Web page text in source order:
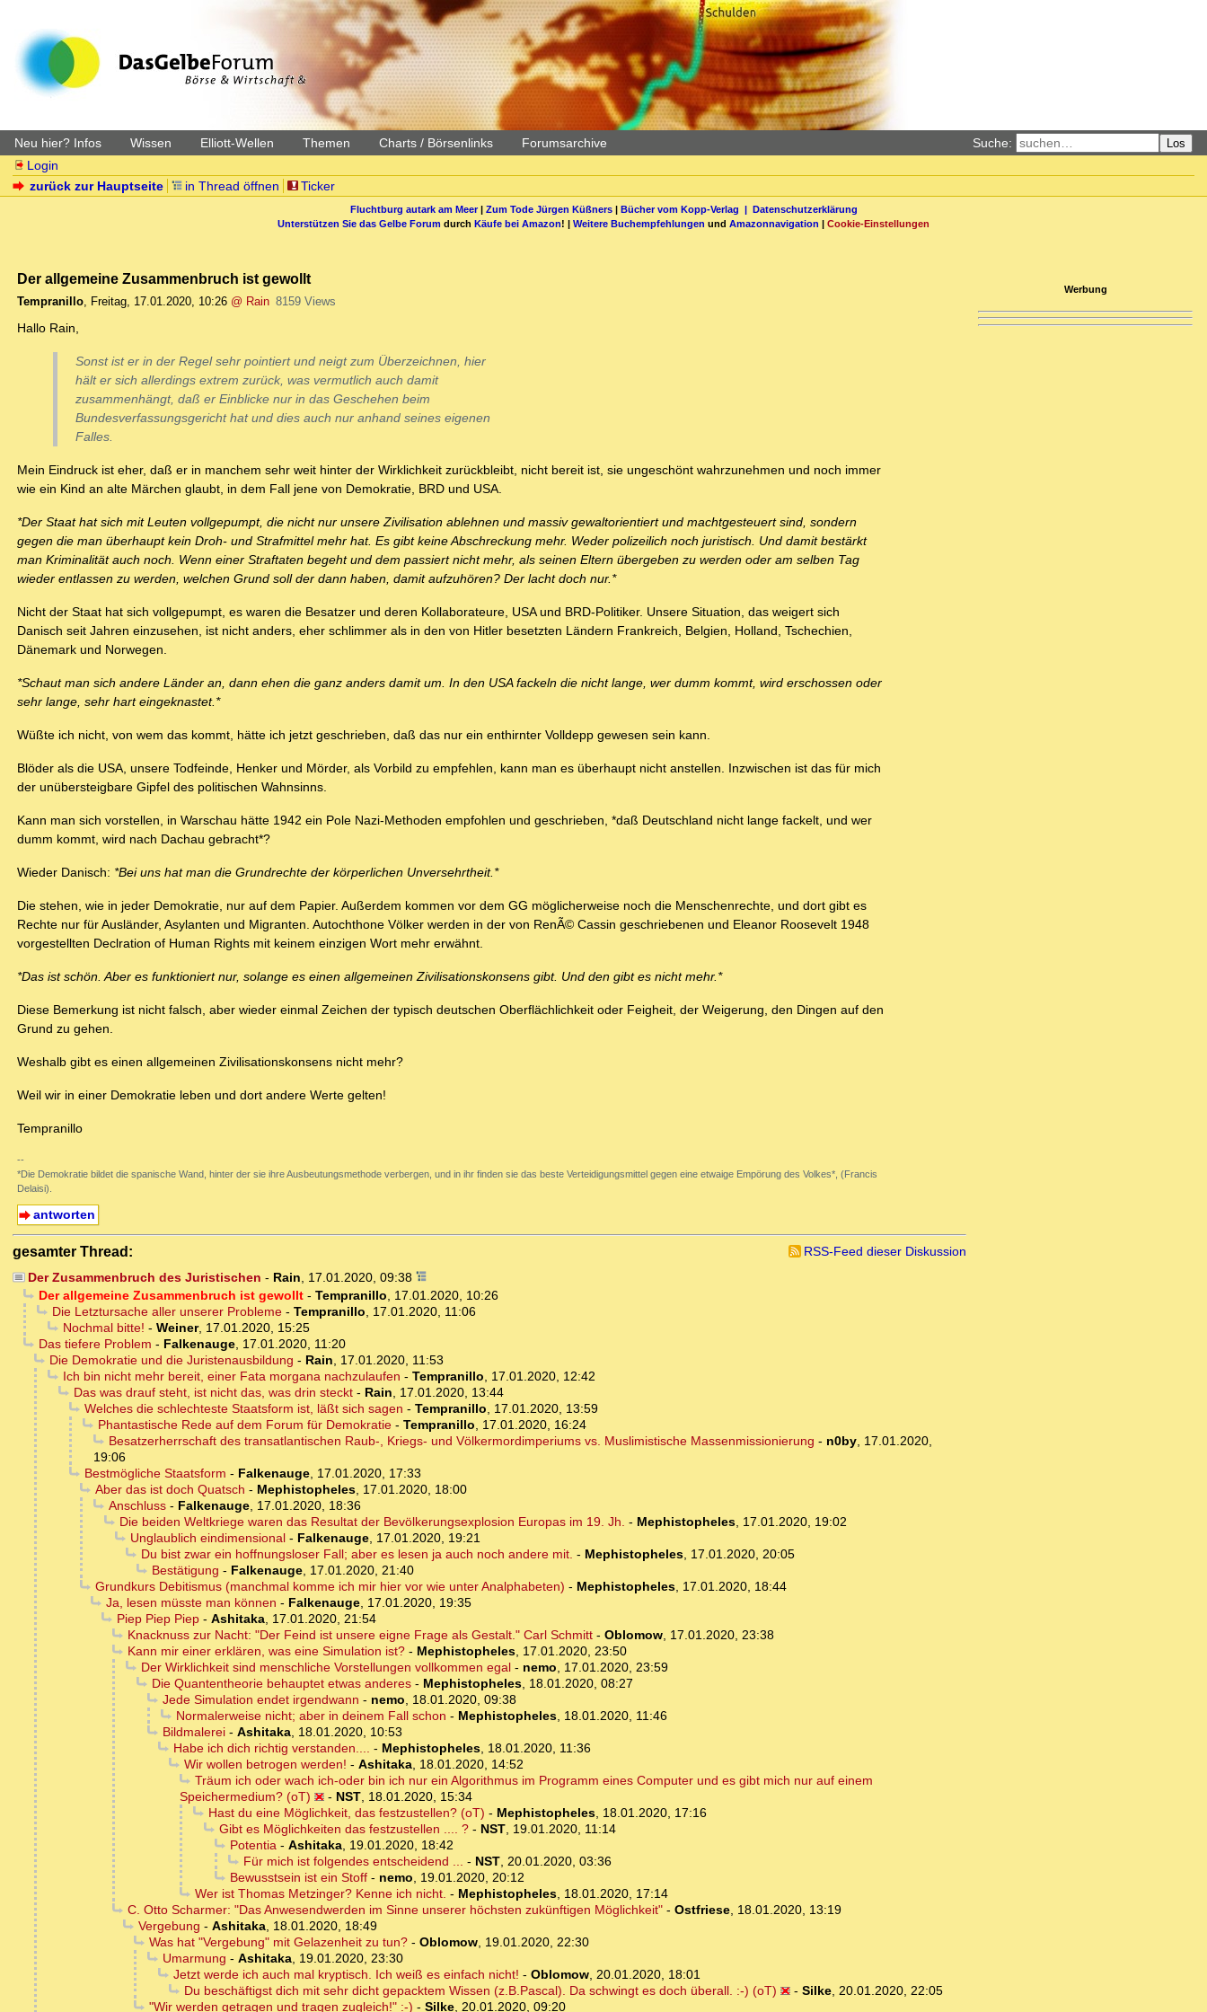
Neu hier? Infos Wissen Elliott-Wellen Themen Charts / Börsenlinks Forumsarchive Suche: Los
Login
zurück zur Hauptseite
in Thread öffnen Ticker
Fluchtburg autark am Meer| Zum Tode Jürgen Küßners| Bücher vom Kopp-Verlag | Datenschutzerklärung
Unterstützen Sie das Gelbe Forum durch Käufe bei Amazon! | Weitere Buchempfehlungen und Amazonnavigation | Cookie-Einstellungen
Der allgemeine Zusammenbruch ist gewollt
Tempranillo, Freitag, 17.01.2020, 10:26 @ Rain 8159 Views
Hallo Rain,
Sonst ist er in der Regel sehr pointiert und neigt zum Überzeichnen, hier
hält er sich allerdings extrem zurück, was vermutlich auch damit
zusammenhängt, daß er Einblicke nur in das Geschehen beim
Bundesverfassungsgericht hat und dies auch nur anhand seines eigenen
Falles.
Mein Eindruck ist eher, daß er in manchem sehr weit hinter der Wirklichkeit zurückbleibt, nicht bereit ist, sie ungeschönt wahrzunehmen und noch immer
wie ein Kind an alte Märchen glaubt, in dem Fall jene von Demokratie, BRD und USA.
*Der Staat hat sich mit Leuten vollgepumpt, die nicht nur unsere Zivilisation ablehnen und massiv gewaltorientiert und machtgesteuert sind, sondern
gegen die man überhaupt kein Droh- und Strafmittel mehr hat. Es gibt keine Abschreckung mehr. Weder polizeilich noch juristisch. Und damit bestärkt
man Kriminalität auch noch. Wenn einer Straftaten begeht und dem passiert nicht mehr, als seinen Eltern übergeben zu werden oder am selben Tag
wieder entlassen zu werden, welchen Grund soll der dann haben, damit aufzuhören? Der lacht doch nur.*
Nicht der Staat hat sich vollgepumpt, es waren die Besatzer und deren Kollaborateure, USA und BRD-Politiker. Unsere Situation, das weigert sich
Danisch seit Jahren einzusehen, ist nicht anders, eher schlimmer als in den von Hitler besetzten Ländern Frankreich, Belgien, Holland, Tschechien,
Dänemark und Norwegen.
*Schaut man sich andere Länder an, dann ehen die ganz anders damit um. In den USA fackeln die nicht lange, wer dumm kommt, wird erschossen oder
sehr lange, sehr hart eingeknastet.*
Wüßte ich nicht, von wem das kommt, hätte ich jetzt geschrieben, daß das nur ein enthirnter Volldepp gewesen sein kann.
Blöder als die USA, unsere Todfeinde, Henker und Mörder, als Vorbild zu empfehlen, kann man es überhaupt nicht anstellen. Inzwischen ist das für mich
der unübersteigbare Gipfel des politischen Wahnsinns.
Kann man sich vorstellen, in Warschau hätte 1942 ein Pole Nazi-Methoden empfohlen und geschrieben, *daß Deutschland nicht lange fackelt, und wer
dumm kommt, wird nach Dachau gebracht*?
Wieder Danisch: *Bei uns hat man die Grundrechte der körperlichen Unversehrtheit.*
Die stehen, wie in jeder Demokratie, nur auf dem Papier. Außerdem kommen vor dem GG möglicherweise noch die Menschenrechte, und dort gibt es
Rechte nur für Ausländer, Asylanten und Migranten. Autochthone Völker werden in der von RenÃ© Cassin geschriebenen und Eleanor Roosevelt 1948
vorgestellten Declration of Human Rights mit keinem einzigen Wort mehr erwähnt.
*Das ist schön. Aber es funktioniert nur, solange es einen allgemeinen Zivilisationskonsens gibt. Und den gibt es nicht mehr.*
Diese Bemerkung ist nicht falsch, aber wieder einmal Zeichen der typisch deutschen Oberflächlichkeit oder Feigheit, der Weigerung, den Dingen auf den
Grund zu gehen.
Weshalb gibt es einen allgemeinen Zivilisationskonsens nicht mehr?
Weil wir in einer Demokratie leben und dort andere Werte gelten!
Tempranillo
--
*Die Demokratie bildet die spanische Wand, hinter der sie ihre Ausbeutungsmethode verbergen, und in ihr finden sie das beste Verteidigungsmittel gegen eine etwaige Empörung des Volkes*, (Francis
Delaisi).
antworten
gesamter Thread:
RSS-Feed dieser Diskussion
Der Zusammenbruch des Juristischen - Rain, 17.01.2020, 09:38
Der allgemeine Zusammenbruch ist gewollt- Tempranillo, 17.01.2020, 10:26
Die Letztursache aller unserer Probleme- Tempranillo, 17.01.2020, 11:06
Nochmal bitte! - Weiner, 17.01.2020, 15:25
Das tiefere Problem - Falkenauge, 17.01.2020, 11:20
Die Demokratie und die Juristenausbildung - Rain, 17.01.2020, 11:53
Ich bin nicht mehr bereit, einer Fata morgana nachzulaufen - Tempranillo, 17.01.2020, 12:42
Das was drauf steht, ist nicht das, was drin steckt- Rain, 17.01.2020, 13:44
Welches die schlechteste Staatsform ist, läßt sich sagen - Tempranillo, 17.01.2020, 13:59
Phantastische Rede auf dem Forum für Demokratie- Tempranillo, 17.01.2020, 16:24
Besatzerherrschaft des transatlantischen Raub-, Kriegs- und Völkermordimperiums vs. Muslimistische Massenmissionierung - n0by, 17.01.2020,
19:06
Bestmögliche Staatsform - Falkenauge, 17.01.2020, 17:33
Aber das ist doch Quatsch - Mephistopheles, 17.01.2020, 18:00
Anschluss- Falkenauge, 17.01.2020, 18:36
Die beiden Weltkriege waren das Resultat der Bevölkerungsexplosion Europas im 19. Jh. - Mephistopheles, 17.01.2020, 19:02
Unglaublich eindimensional- Falkenauge, 17.01.2020, 19:21
Du bist zwar ein hoffnungsloser Fall; aber es lesen ja auch noch andere mit. - Mephistopheles, 17.01.2020, 20:05
Bestätigung - Falkenauge, 17.01.2020, 21:40
Grundkurs Debitismus (manchmal komme ich mir hier vor wie unter Analphabeten) - Mephistopheles, 17.01.2020, 18:44
Ja, lesen müsste man können - Falkenauge, 17.01.2020, 19:35
Piep Piep Piep- Ashitaka, 17.01.2020, 21:54
Knacknuss zur Nacht: "Der Feind ist unsere eigne Frage als Gestalt." Carl Schmitt- Oblomow, 17.01.2020, 23:38
Kann mir einer erklären, was eine Simulation ist?- Mephistopheles, 17.01.2020, 23:50
Der Wirklichkeit sind menschliche Vorstellungen vollkommen egal- nemo, 17.01.2020, 23:59
Die Quantentheorie behauptet etwas anderes- Mephistopheles, 18.01.2020, 08:27
Jede Simulation endet irgendwann - nemo, 18.01.2020, 09:38
Normalerweise nicht; aber in deinem Fall schon - Mephistopheles, 18.01.2020, 11:46
Bildmalerei- Ashitaka, 18.01.2020, 10:53
Habe ich dich richtig verstanden.... - Mephistopheles, 18.01.2020, 11:36
Wir wollen betrogen werden! - Ashitaka, 18.01.2020, 14:52
Träum ich oder wach ich-oder bin ich nur ein Algorithmus im Programm eines Computer und es gibt mich nur auf einem
Speichermedium? (oT)
- NST, 18.01.2020, 15:34
Hast du eine Möglichkeit, das festzustellen? (oT) - Mephistopheles, 18.01.2020, 17:16
Gibt es Möglichkeiten das festzustellen .... ?- NST, 19.01.2020, 11:14
Potentia- Ashitaka, 19.01.2020, 18:42
Für mich ist folgendes entscheidend ... - NST, 20.01.2020, 03:36
Bewusstsein ist ein Stoff- nemo, 19.01.2020, 20:12
Wer ist Thomas Metzinger? Kenne ich nicht. - Mephistopheles, 18.01.2020, 17:14
C. Otto Scharmer: "Das Anwesendwerden im Sinne unserer höchsten zukünftigen Möglichkeit"- Ostfriese, 18.01.2020, 13:19
Vergebung - Ashitaka, 18.01.2020, 18:49
Was hat "Vergebung" mit Gelazenheit zu tun?- Oblomow, 19.01.2020, 22:30
Umarmung - Ashitaka, 19.01.2020, 23:30
Jetzt werde ich auch mal kryptisch. Ich weiß es einfach nicht! - Oblomow, 20.01.2020, 18:01
Du beschäftigst dich mit sehr dicht gepacktem Wissen (z.B.Pascal). Da schwingt es doch überall. :-) (oT)
- Silke, 20.01.2020, 22:05
"Wir werden getragen und tragen zugleich!" :-) - Silke, 20.01.2020, 09:20
Werbung